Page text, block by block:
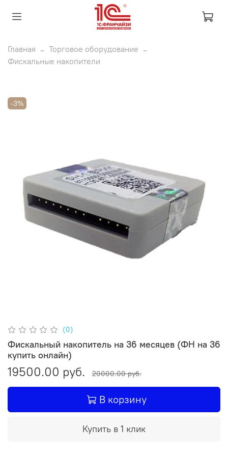
Главная
Торговое оборудование
Фискальные накопители
-3%
(0)
Фискальный накопитель на 36 месяцев (ФН на 36
купить онлайн)
19500.00 руб. 20000.00 руб.
В корзину
Купить в 1 клик